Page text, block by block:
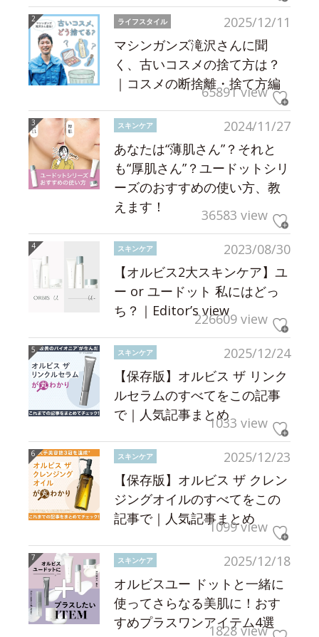
2025/12/11
ライフスタイル
マシンガンズ滝沢さんに聞
く、古いコスメの捨て方は？
｜コスメの断捨離・捨て方編
65891 view
2024/11/27
スキンケア
あなたは“薄肌さん”？それと
も“厚肌さん”？ユードットシリ
ーズのおすすめの使い方、教
えます！
36583 view
2023/08/30
スキンケア
【オルビス2大スキンケア】ユ
ー or ユードット 私にはどっ
ち？｜Editor’s view226609 view
2025/12/24
スキンケア
【保存版】オルビス ザ リンク
ルセラムのすべてをこの記事
で｜人気記事まとめ1033 view
2025/12/23
スキンケア
【保存版】オルビス ザ クレン
ジングオイルのすべてをこの
記事で｜人気記事まとめ
1099 view
2025/12/18
スキンケア
オルビスユー ドットと一緒に
使ってさらなる美肌に！おす
すめプラスワンアイテム4選
1828 view